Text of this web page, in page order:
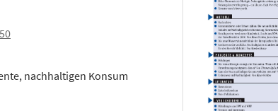
nachhaltigen Konsum